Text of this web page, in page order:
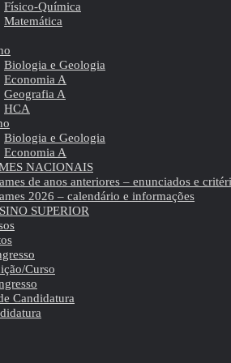
Físico-Química
Matemática
Biologia e Geologia
Economia A
Geografia A
HCA
Biologia e Geologia
Economia A
NACIONAIS
de anos anteriores – enunciados e
2026 – calendário e informações
SUPERIOR
Curso
Candidatura